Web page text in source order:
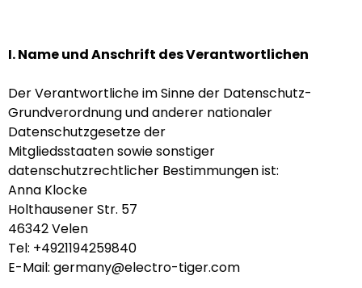
I. Name und Anschrift des Verantwortlichen
Der Verantwortliche im Sinne der Datenschutz-
Grundverordnung und anderer nationaler
Datenschutzgesetze der
Mitgliedsstaaten sowie sonstiger
datenschutzrechtlicher Bestimmungen ist:
Anna Klocke
Holthausener Str. 57
46342 Velen
Tel: +4921194259840
E-Mail: germany@electro-tiger.com